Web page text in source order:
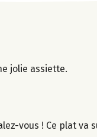
jolie assiette.
vous ! Ce plat va